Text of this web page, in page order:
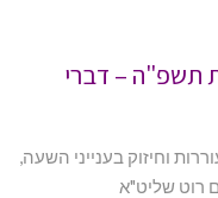
– גליון מס' 3 טבת תשפ"ה – דברי
וחיזוק בענייני השעה,